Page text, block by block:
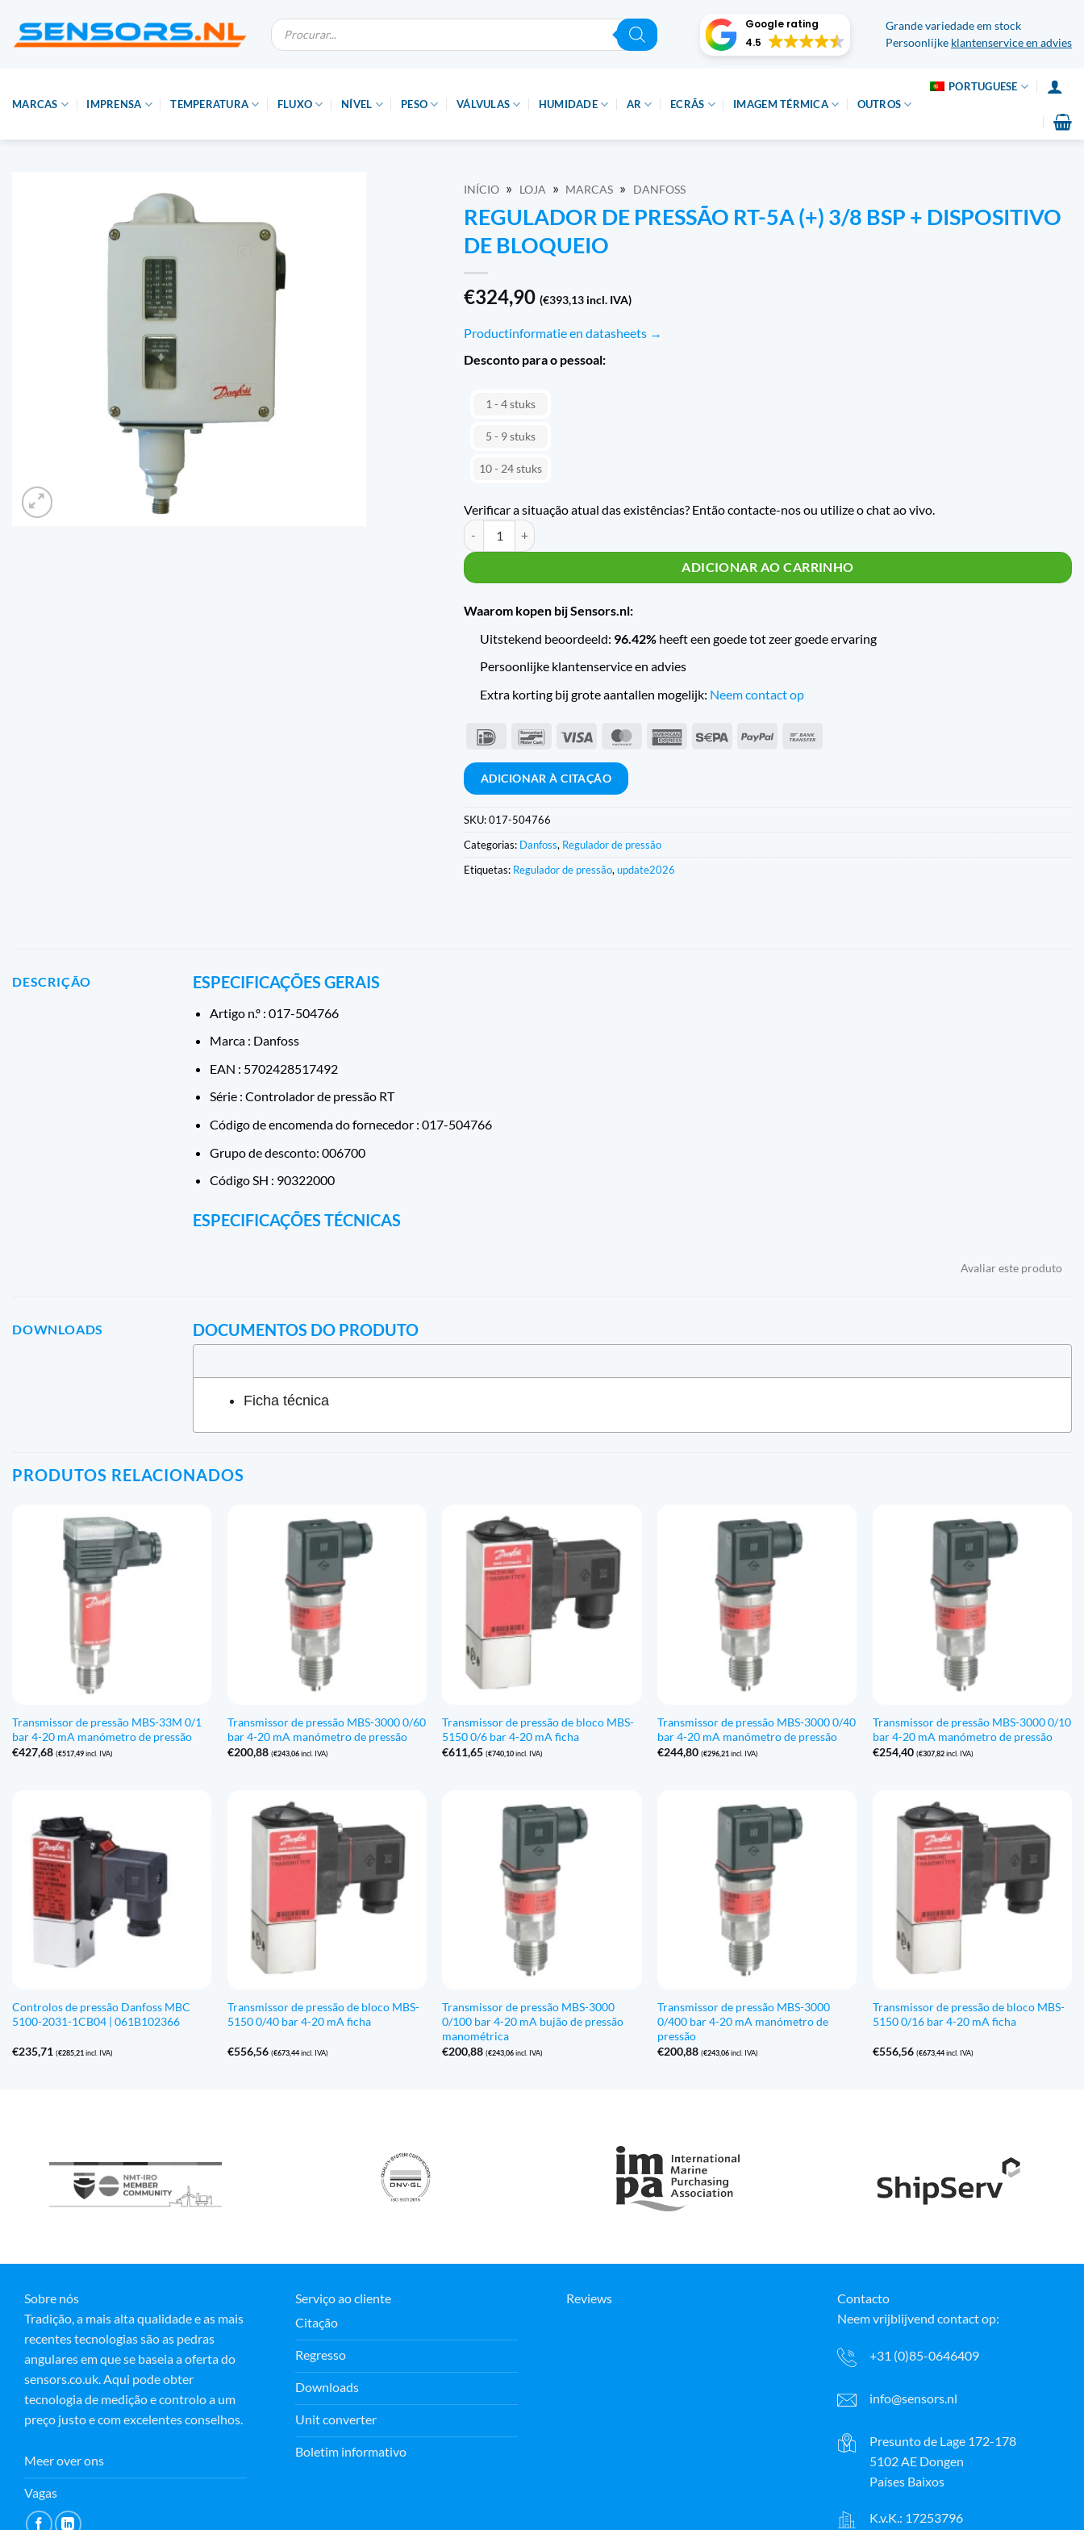
para
Pesquisa
produtos
Google rating
4.5
Grande variedade em stock
Persoonlijke klantenservice en advies
MARCAS IMPRENSA TEMPERATURA FLUXO NÍVEL PESO VÁLVULAS HUMIDADE AR ECRÃS IMAGEM TÉRMICA OUTROS
PORTUGUESE
INÍCIO » LOJA » MARCAS » DANFOSS
REGULADOR DE PRESSÃO RT-5A (+) 3/8 BSP + DISPOSITIVO
DE BLOQUEIO
€324,90 (€393,13 incl. IVA)
Productinformatie en datasheets →
Desconto para o pessoal:
1 - 4
5 - 9
10 - 24
Verificar a situação atual das existências? Então contacte-nos ou utilize o chat ao vivo.
Pressostaat RT-5A (+) 3/8 BSP + vergrendeling quantidade
ADICIONAR AO CARRINHO
Waarom kopen bij Sensors.nl:
Uitstekend beoordeeld: 96.42% heeft een goede tot zeer goede ervaring
Persoonlijke klantenservice en advies
Extra korting bij grote aantallen mogelijk: Neem contact op
IDeal
Contacto
o
banco
Visto MasterCardAmerican Sepa PayPal
ADICIONAR À CITAÇÃO
SKU:017-504766
Categorias: Danfoss, Regulador de pressão
Etiquetas: Regulador de pressão, update2026
DESCRIÇÃO ESPECIFICAÇÕES GERAIS
Artigo n.º : 017-504766
Marca : Danfoss
EAN : 5702428517492
Série : Controlador de pressão RT
Código de encomenda do fornecedor : 017-504766
Grupo de desconto: 006700
Código SH : 90322000
ESPECIFICAÇÕES TÉCNICAS
Avaliar este produto
DOWNLOADS DOCUMENTOS DO PRODUTO
Ficha técnica
PRODUTOS RELACIONADOS
Transmissor de pressão MBS-33M 0/1
bar 4-20 mA manómetro de pressão
€427,68 (€517,49incl. IVA)
Transmissor de pressão MBS-3000 0/60
bar 4-20 mA manómetro de pressão
€200,88 (€243,06incl. IVA)
Transmissor de pressão de bloco MBS-
5150 0/6 bar 4-20 mA ficha
€611,65 (€740,10incl. IVA)
Transmissor de pressão MBS-3000 0/40
bar 4-20 mA manómetro de pressão
€244,80 (€296,21 incl. IVA)
Transmissor de pressão MBS-3000 0/10
bar 4-20 mA manómetro de pressão
€254,40 (€307,82incl. IVA)
Controlos de pressão Danfoss MBC
5100-2031-1CB04 | 061B102366
€235,71 (€285,21incl. IVA)
Transmissor de pressão de bloco MBS-
5150 0/40 bar 4-20 mA ficha
€556,56 (€673,44incl. IVA)
Transmissor de pressão MBS-3000
0/100 bar 4-20 mA bujão de pressão
manométrica
€200,88 (€243,06incl. IVA)
Transmissor de pressão MBS-3000
0/400 bar 4-20 mA manómetro de
pressão
€200,88 (€243,06incl. IVA)
Transmissor de pressão de bloco MBS-
5150 0/16 bar 4-20 mA ficha
€556,56 (€673,44incl. IVA)
Sobre nós
Tradição, a mais alta qualidade e as mais
recentes tecnologias são as pedras
angulares em que se baseia a oferta do
sensors.co.uk. Aqui pode obter
tecnologia de medição e controlo a um
preço justo e com excelentes conselhos.
Meer over ons
Vagas
Serviço ao cliente
Citação
Regresso
Downloads
Unit converter
Boletim informativo
Reviews
Contacto
Neem vrijblijvend contact op:
+31 (0)85-0646409
info@sensors.nl
Presunto de Lage 172-178
5102 AE Dongen
Países Baixos
K.v.K.: 17253796